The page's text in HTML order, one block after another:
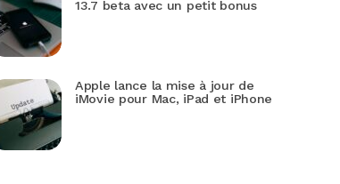
13.7 beta avec un petit bonus
Apple lance la mise à jour de
iMovie pour Mac, iPad et iPhone